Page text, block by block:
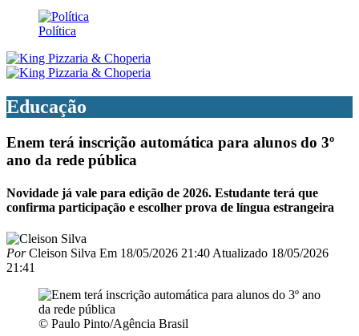
Política
Educação
Enem terá inscrição automática para alunos do 3º
ano da rede pública
Novidade já vale para edição de 2026. Estudante terá que
confirma participação e escolher prova de língua estrangeira
PorCleison Silva Em 18/05/2026 21:40 Atualizado 18/05/2026
21:41
© Paulo Pinto/Agência Brasil